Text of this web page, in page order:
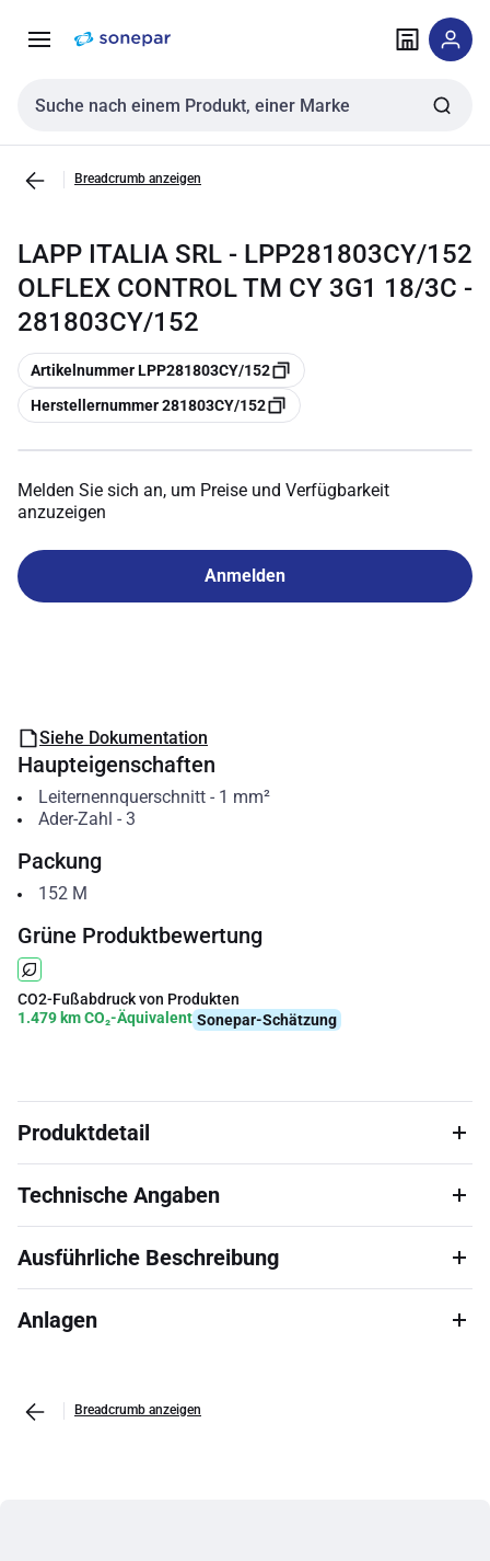
NavigationInhalt
Sucheingabe
Breadcrumb anzeigen
LAPP ITALIA SRL - LPP281803CY/152
OLFLEX CONTROL TM CY 3G1 18/3C -
281803CY/152
Kopieren
Artikelnummer LPP281803CY/152
Kopieren
Herstellernummer 281803CY/152
Melden Sie sich an, um Preise und Verfügbarkeit
anzuzeigen
Anmelden
Siehe Dokumentation
Haupteigenschaften
Leiternennquerschnitt- 1 mm²
Ader-Zahl - 3
Packung
152 M
Grüne Produktbewertung
CO2-Fußabdruck von Produkten
1.479 km CO₂-Äquivalent Sonepar-Schätzung
Produktdetail
Technische Angaben
Ausführliche Beschreibung
Anlagen
Breadcrumb anzeigen